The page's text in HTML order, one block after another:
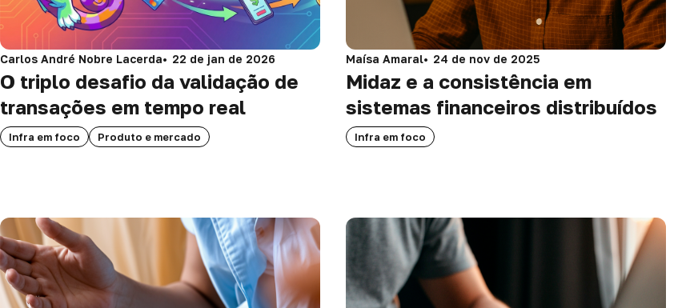
Carlos André Nobre Lacerda 22 de jan de 2026
O triplo desafio da validação de
transações em tempo real
Infra em foco Produto e mercado
Maísa Amaral 24 de nov de 2025
Midaz e a consistência em
sistemas financeiros distribuídos
Infra em foco